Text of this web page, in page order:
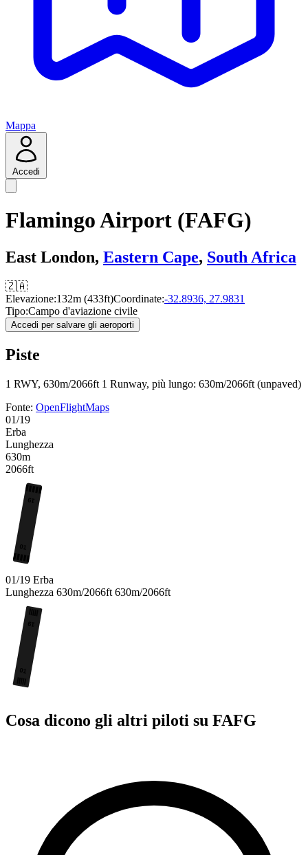
Mappa
Accedi
Flamingo Airport (FAFG)
East London, Eastern Cape, South Africa
🇿🇦
Elevazione:132m (433ft)Coordinate:-32.8936, 27.9831
Tipo:Campo d'aviazione civile
Accedi per salvare gli aeroporti
Piste
1 RWY, 630m/2066ft 1 Runway, più lungo: 630m/2066ft (unpaved)
Fonte: OpenFlightMaps
01/19
Erba
Lunghezza
630m
2066ft
19
01
01/19 Erba
Lunghezza 630m/2066ft 630m/2066ft
19
01
Cosa dicono gli altri piloti su FAFG